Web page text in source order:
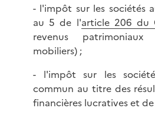
- l'impôt sur les sociétés
au 5 de l'article 206 du
revenus patrimoniaux
mobiliers) ;
- l'impôt sur les
commun au titre des
financières lucratives et